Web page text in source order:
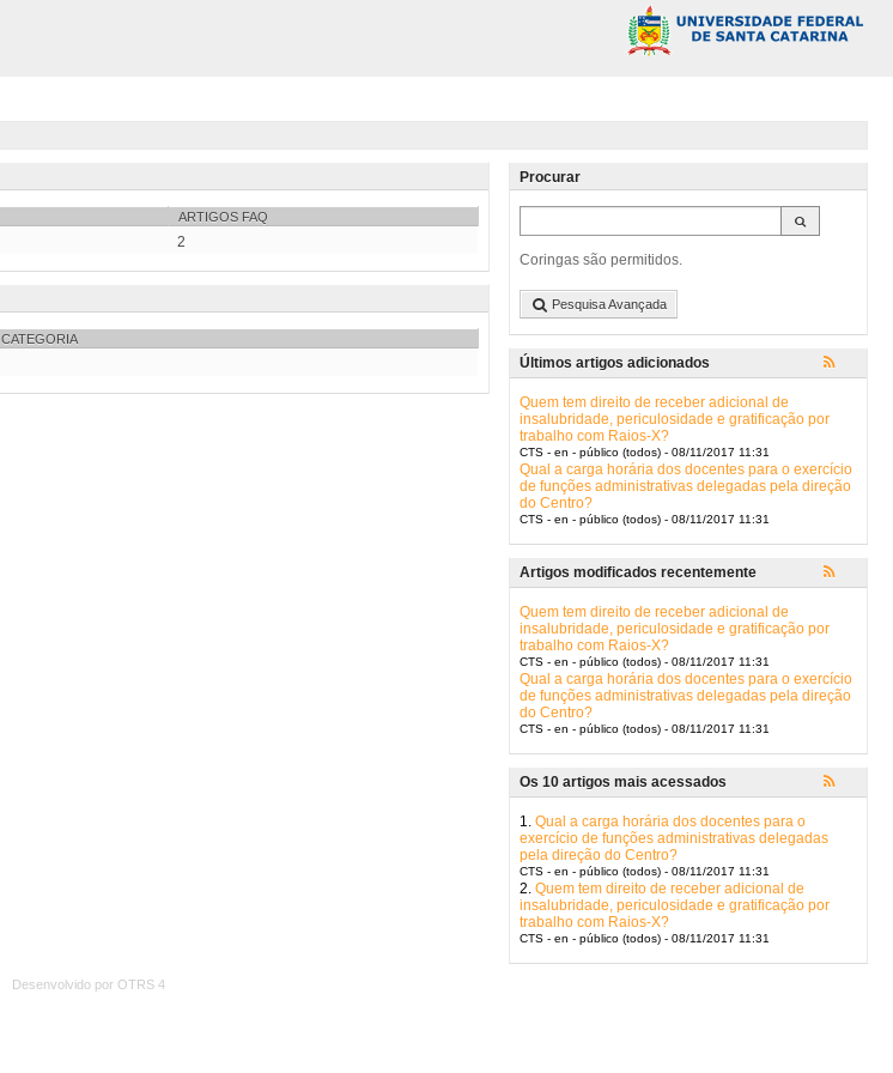
Procurar
Coringas são permitidos.
Pesquisa Avançada
Últimos artigos adicionados
Quem tem direito de receber adicional de
insalubridade, periculosidade e gratificação por
trabalho com Raios-X?
CTS - en - público (todos) - 08/11/2017 11:31
Qual a carga horária dos docentes para o exercício
de funções administrativas delegadas pela direção
do Centro?
CTS - en - público (todos) - 08/11/2017 11:31
Artigos modificados recentemente
Quem tem direito de receber adicional de
insalubridade, periculosidade e gratificação por
trabalho com Raios-X?
CTS - en - público (todos) - 08/11/2017 11:31
Qual a carga horária dos docentes para o exercício
de funções administrativas delegadas pela direção
do Centro?
CTS - en - público (todos) - 08/11/2017 11:31
Os 10 artigos mais acessados
1. Qual a carga horária dos docentes para o
exercício de funções administrativas delegadas
pela direção do Centro?
CTS - en - público (todos) - 08/11/2017 11:31
2. Quem tem direito de receber adicional de
insalubridade, periculosidade e gratificação por
trabalho com Raios-X?
CTS - en - público (todos) - 08/11/2017 11:31
ARTIGOS FAQ
2
CATEGORIA
Desenvolvido por OTRS 4